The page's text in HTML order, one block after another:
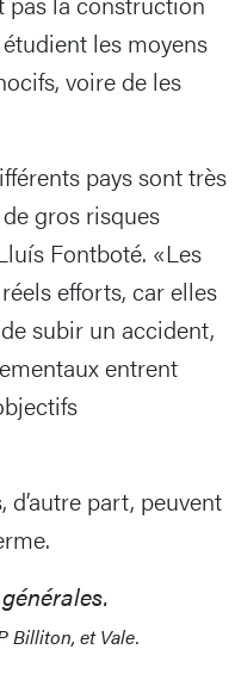
les moyens
voire de les
pays sont très
gros risques
Fontboté. «Les
efforts, car elles
subir un accident,
entrent
d’autre part, peuvent
Billiton, et Vale.